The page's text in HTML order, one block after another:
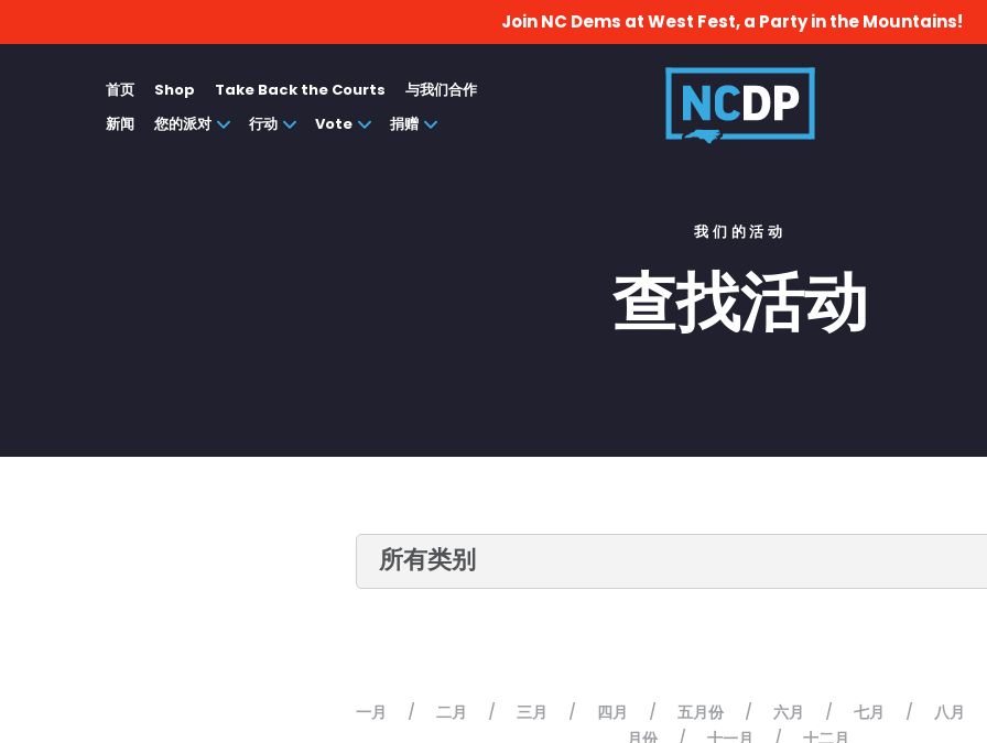
Join NC Dems at West Fest, a Party in the Mountains!
首页 Shop Take Back the Courts
与我们合作
新闻
您的派对 行动 Vote 捐赠
我们的活动
查找活动
一月 / 二月 / 三月 / 四月 / 五月份 / 六月 / 七月 / 八月
月份
十一月 十二月